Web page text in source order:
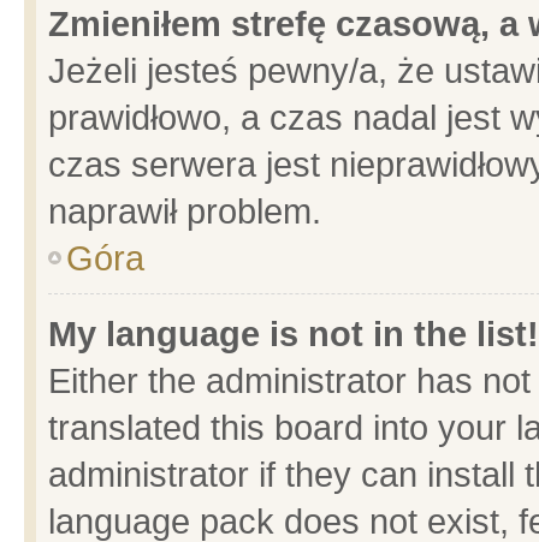
Zmieniłem strefę czasową,
Jeżeli jesteś pewny/a, że
prawidłowo, a czas nadal jest
czas serwera jest
naprawił problem.
Góra
My language is not in the list!
Either the administrator has
translated this board into your
administrator if they can install
language pack does not exist,